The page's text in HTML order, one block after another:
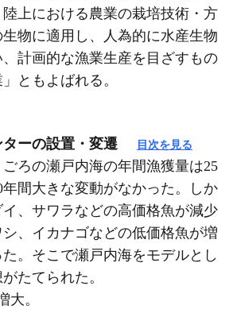
上における農業の栽培技術・方
物に適用し、人為的に水産生物
計画的な漁業生産を目ざすもの
ともよばれる。
ーの設置・変遷 目次を見る
ごろの瀬戸内海の年間漁獲量は25
間大きな変動がなかった。しか
イ、サワラなどの高価格魚が減少
、イカナゴなどの低価格魚が増
。そこで瀬戸内海をモデルとし
たてられた。
大。